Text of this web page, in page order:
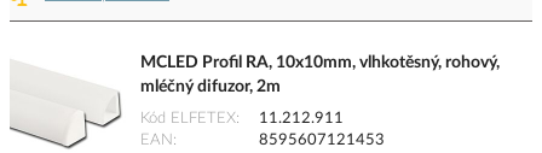
MCLED Profil RA, 10x10mm, vlhkotěsný, rohový,
mléčný difuzor, 2m
Kód ELFETEX
11.212.911
EAN
8595607121453